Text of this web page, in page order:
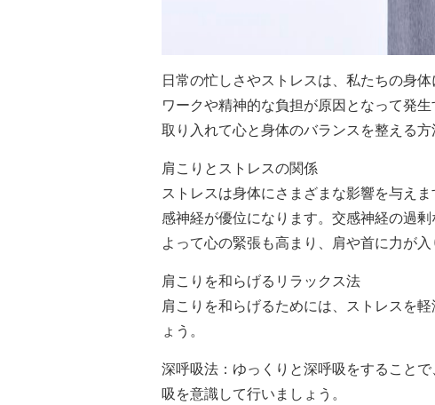
日常の忙しさやストレスは、私たちの身
ワークや精神的な負担が原因となって発
取り入れて心と身体のバランスを整える方
肩こりとストレスの関係
ストレスは身体にさまざまな影響を与え
感神経が優位になります。交感神経の過
よって心の緊張も高まり、肩や首に力が入
肩こりを和らげるリラックス法
肩こりを和らげるためには、ストレスを
ょう。
深呼吸法：ゆっくりと深呼吸をすること
吸を意識して行いましょう。